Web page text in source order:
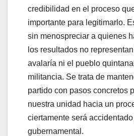
credibilidad en el proceso
importante para legitimarlo.
sin menospreciar a quienes
los resultados no
avalaría ni el pueblo
militancia. Se trata de
partido con pasos concretos
nuestra unidad hacia un
ciertamente será
gubernamental.